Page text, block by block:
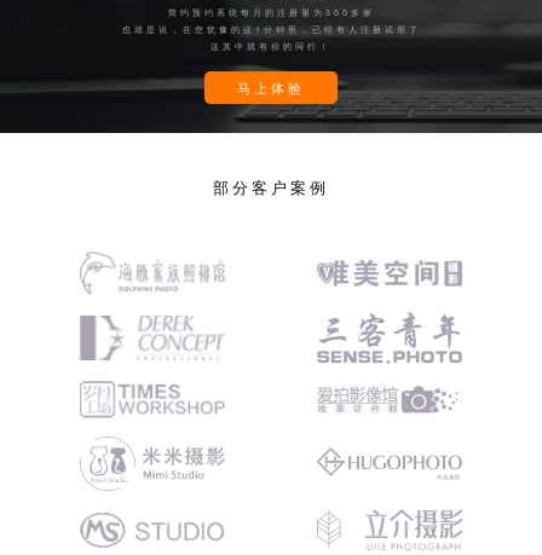
简约预约系统每月的注册量为300多家
也就是说，在您犹豫的这1分钟里，已经有人注册试用了
这其中就有你的同行！
马上体验
部分客户案例